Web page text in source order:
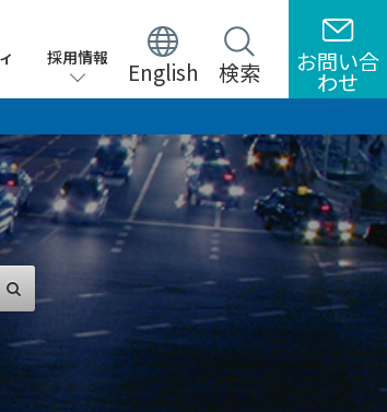
採用情報 English 検索 お問い合
わせ
採用情報 English 検索 お問い合
わせ